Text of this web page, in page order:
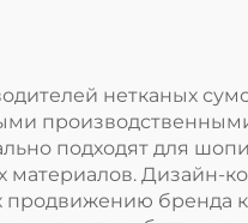
нетканых
подходят для
Дизайн-
продвижению бренда